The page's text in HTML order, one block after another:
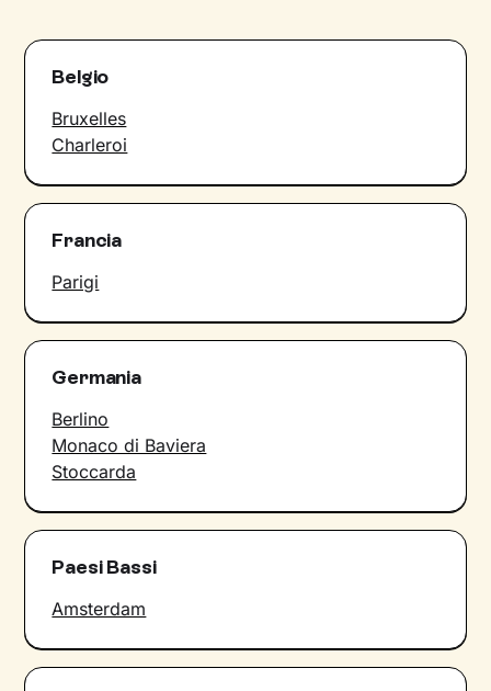
Belgio
Bruxelles
Charleroi
Francia
Parigi
Germania
Berlino
Monaco di Baviera
Stoccarda
Paesi Bassi
Amsterdam